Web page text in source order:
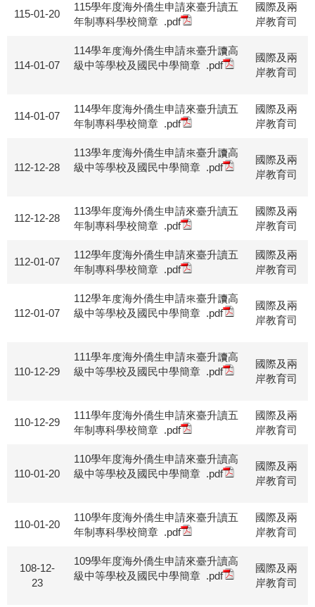
115-01-20
115學年度海外僑生申請來臺升讀五
年制專科學校簡章 .pdf
國際及兩
岸教育司
114-01-07
114學年度海外僑生申請來臺升讀高
級中等學校及國民中學簡章 .pdf
國際及兩
岸教育司
114-01-07
114學年度海外僑生申請來臺升讀五
年制專科學校簡章 .pdf
國際及兩
岸教育司
112-12-28
113學年度海外僑生申請來臺升讀高
級中等學校及國民中學簡章 .pdf
國際及兩
岸教育司
112-12-28
113學年度海外僑生申請來臺升讀五
年制專科學校簡章 .pdf
國際及兩
岸教育司
112-01-07
112學年度海外僑生申請來臺升讀五
年制專科學校簡章 .pdf
國際及兩
岸教育司
112-01-07
112學年度海外僑生申請來臺升讀高
級中等學校及國民中學簡章 .pdf
國際及兩
岸教育司
110-12-29
111學年度海外僑生申請來臺升讀高
級中等學校及國民中學簡章 .pdf
國際及兩
岸教育司
110-12-29
111學年度海外僑生申請來臺升讀五
年制專科學校簡章 .pdf
國際及兩
岸教育司
110-01-20
110學年度海外僑生申請來臺升讀高
級中等學校及國民中學簡章 .pdf
國際及兩
岸教育司
110-01-20
110學年度海外僑生申請來臺升讀五
年制專科學校簡章 .pdf
國際及兩
岸教育司
108-12-
23
109學年度海外僑生申請來臺升讀高
級中等學校及國民中學簡章 .pdf
國際及兩
岸教育司